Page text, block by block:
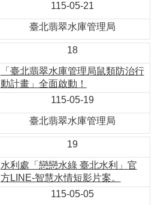
115-05-21
臺北翡翠水庫管理局
18
「臺北翡翠水庫管理局鼠類防治行
動計畫」全面啟動！
115-05-19
臺北翡翠水庫管理局
19
水利處「戀戀水綠 臺北水利」官
方LINE-智慧水情短影片案。
115-05-05